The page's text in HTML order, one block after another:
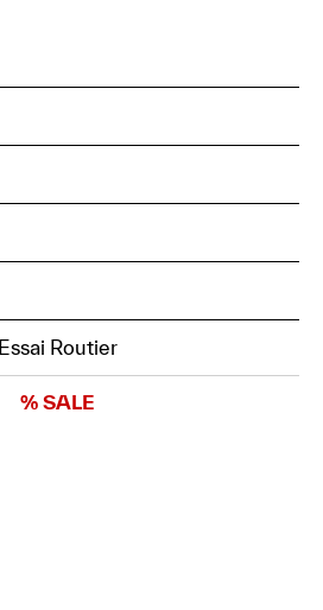
Essai Routier
% SALE